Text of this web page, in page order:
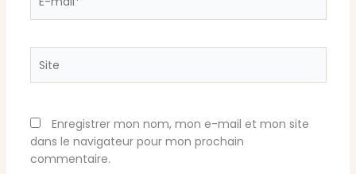
mail*
Enregistrer mon nom, mon e-mail et mon site
dans le navigateur pour mon prochain
commentaire.